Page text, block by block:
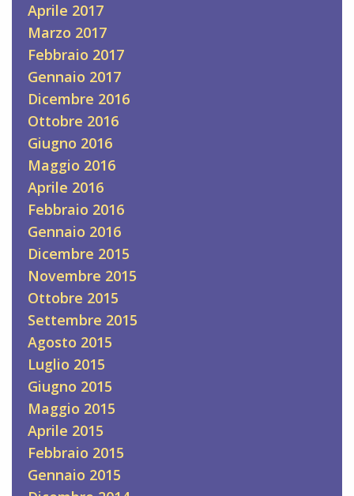
Aprile 2017
Marzo 2017
Febbraio 2017
Gennaio 2017
Dicembre 2016
Ottobre 2016
Giugno 2016
Maggio 2016
Aprile 2016
Febbraio 2016
Gennaio 2016
Dicembre 2015
Novembre 2015
Ottobre 2015
Settembre 2015
Agosto 2015
Luglio 2015
Giugno 2015
Maggio 2015
Aprile 2015
Febbraio 2015
Gennaio 2015